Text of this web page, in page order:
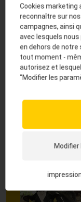
Des vaches
Nous vous
En savoir plus
Élevage
Cookies marketing
reconnaître sur
campagnes, ainsi
avec lesquels
en dehors de notre
tout moment -
autorisez et
"Modifier les